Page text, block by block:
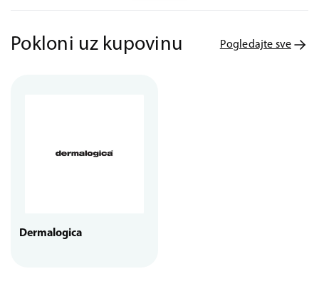
Pokloni uz kupovinu Pogledajte sve
Dermalogica